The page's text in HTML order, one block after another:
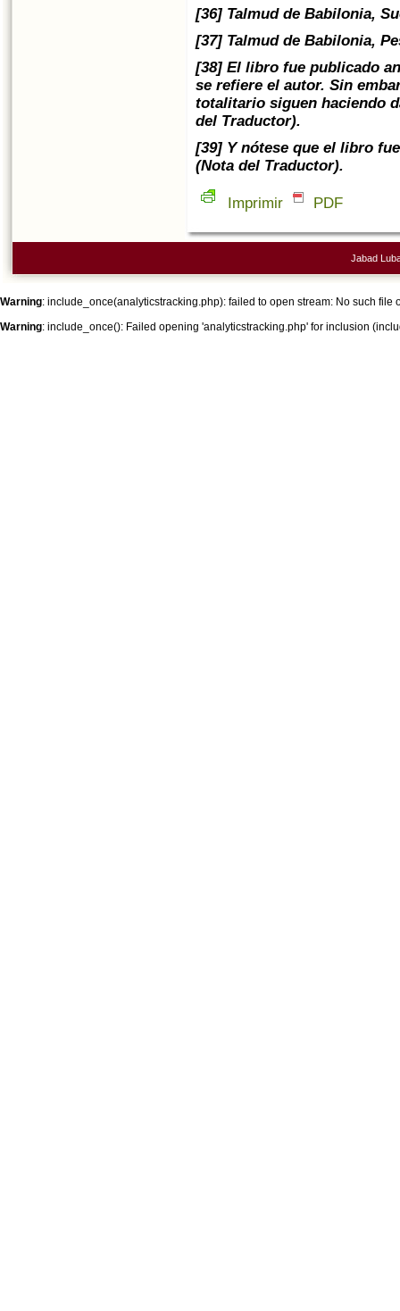
[36] Talmud de Babilonia,
[37] Talmud de Babilonia,
[38] El libro fue publicado
se refiere el autor. Sin
totalitario siguen haciendo
del Traductor).
[39] Y nótese que el libro
(Nota del Traductor).
Imprimir PDF
Jabad
Warning: include_once(analyticstracking.php): failed to open stream: No such file
Warning: include_once(): Failed opening 'analyticstracking.php' for inclusion